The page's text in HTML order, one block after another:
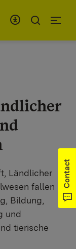
Ländlicher
fallen
Bildung,
und
tierische
Contact